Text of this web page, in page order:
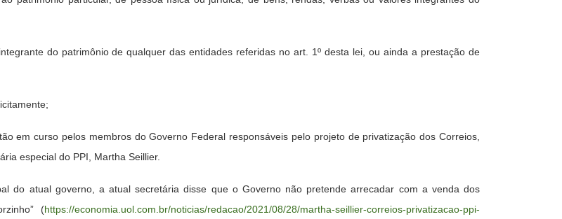
do patrimônio de qualquer das entidades referidas no art. 1º desta lei, ou ainda a prestação de
em curso pelos membros do Governo Federal responsáveis pelo projeto de privatização dos Correios,
especial do PPI, Martha Seillier.
do atual governo, a atual secretária disse que o Governo não pretende arrecadar com a venda dos
(https://economia.uol.com.br/noticias/redacao/2021/08/28/martha-seillier-correios-privatizacao-ppi-